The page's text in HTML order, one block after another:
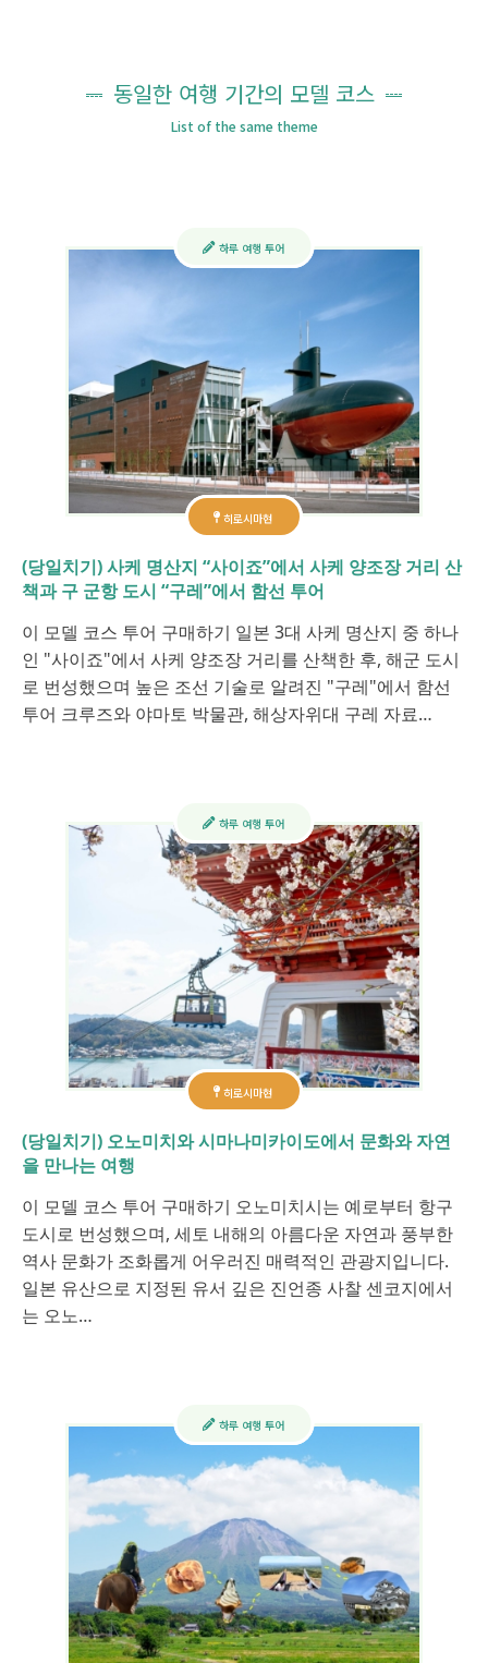
동일한 여행 기간의 모델 코스
List of the same theme
히로시마현
하루 여행 투어
(당일치기) 사케 명산지 “사이죠”에서 사케 양조장 거리 산
책과 구 군항 도시 “구레”에서 함선 투어
이 모델 코스 투어 구매하기 일본 3대 사케 명산지 중 하나
인 "사이죠"에서 사케 양조장 거리를 산책한 후, 해군 도시
로 번성했으며 높은 조선 기술로 알려진 "구레"에서 함선
투어 크루즈와 야마토 박물관, 해상자위대 구레 자료…
히로시마현
하루 여행 투어
(당일치기) 오노미치와 시마나미카이도에서 문화와 자연
을 만나는 여행
이 모델 코스 투어 구매하기 오노미치시는 예로부터 항구
도시로 번성했으며, 세토 내해의 아름다운 자연과 풍부한
역사 문화가 조화롭게 어우러진 매력적인 관광지입니다.
일본 유산으로 지정된 유서 깊은 진언종 사찰 센코지에서
는 오노…
하루 여행 투어